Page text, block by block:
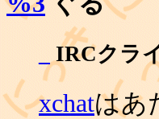
IRCクラ
xchatはあ